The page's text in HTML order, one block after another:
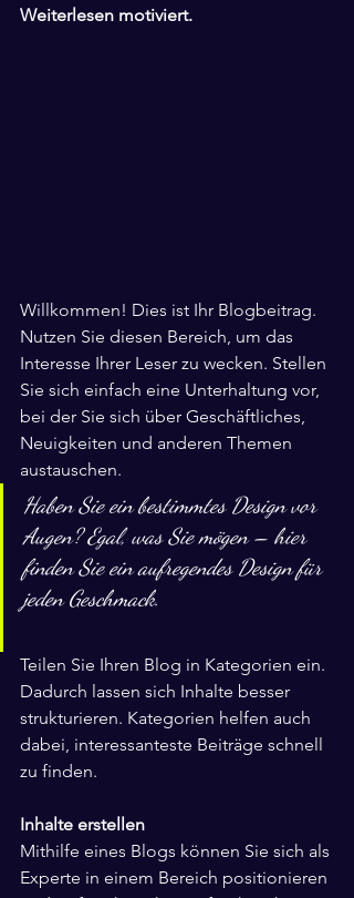
Weiterlesen motiviert.
Willkommen! Dies ist Ihr Blogbeitrag.
Nutzen Sie diesen Bereich, um das
Interesse Ihrer Leser zu wecken. Stellen
Sie sich einfach eine Unterhaltung vor,
bei der Sie sich über Geschäftliches,
Neuigkeiten und anderen Themen
austauschen.
Haben Sie ein bestimmtes Design vor
Augen? Egal, was Sie mögen – hier
finden Sie ein aufregendes Design für
jeden Geschmack.
Teilen Sie Ihren Blog in Kategorien ein.
Dadurch lassen sich Inhalte besser
strukturieren. Kategorien helfen auch
dabei, interessanteste Beiträge schnell
zu finden.
Inhalte erstellen
Mithilfe eines Blogs können Sie sich als
Experte in einem Bereich positionieren